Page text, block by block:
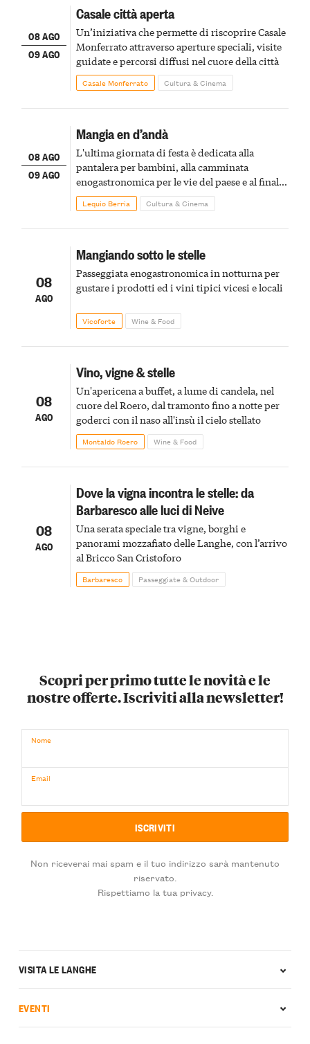
08 AGO
09 AGO
Casale città aperta
Un’iniziativa che permette di riscoprire Casale
Monferrato attraverso aperture speciali, visite
guidate e percorsi diffusi nel cuore della città
Casale Monferrato Cultura & Cinema
08 AGO
09 AGO
Mangia en d’andà
L'ultima giornata di festa è dedicata alla
pantalera per bambini, alla camminata
enogastronomica per le vie del paese e al finale
pirotecnico
Lequio Berria Cultura & Cinema
08
AGO
Mangiando sotto le stelle
Passeggiata enogastronomica in notturna per
gustare i prodotti ed i vini tipici vicesi e locali
Vicoforte Wine & Food
08
AGO
Vino, vigne & stelle
Un'apericena a buffet, a lume di candela, nel
cuore del Roero, dal tramonto fino a notte per
goderci con il naso all'insù il cielo stellato
Montaldo Roero Wine & Food
08
AGO
Dove la vigna incontra le stelle: da
Barbaresco alle luci di Neive
Una serata speciale tra vigne, borghi e
panorami mozzafiato delle Langhe, con l’arrivo
al Bricco San Cristoforo
Barbaresco Passeggiate & Outdoor
Scopri per primo tutte le novità e le
nostre offerte. Iscriviti alla newsletter!
Nome
Email
Non riceverai mai spam e il tuo indirizzo sarà mantenuto
riservato.
Rispettiamo la tua privacy.
VISITA LE LANGHE
EVENTI